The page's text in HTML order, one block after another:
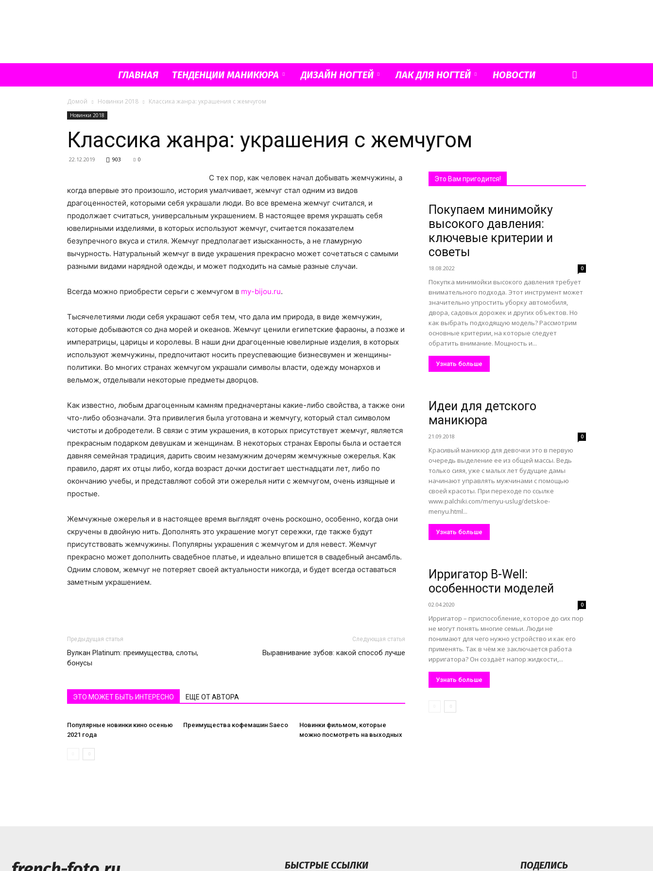
Французский
и
все
о
ГЛАВНАЯ ТЕНДЕНЦИИ МАНИКЮРА ДИЗАЙН НОГТЕЙ ЛАК ДЛЯ НОГТЕЙ НОВОСТИ
Домой Новинки 2018 Классика жанра: украшения с жемчугом
Новинки 2018
Классика жанра: украшения с жемчугом
22.12.2019 903 0
С тех пор, как человек начал добывать жемчужины, а
когда впервые это произошло, история умалчивает, жемчуг стал одним из видов
драгоценностей, которыми себя украшали люди. Во все времена жемчуг считался, и
продолжает считаться, универсальным украшением. В настоящее время украшать себя
ювелирными изделиями, в которых используют жемчуг, считается показателем
безупречного вкуса и стиля. Жемчуг предполагает изысканность, а не гламурную
вычурность. Натуральный жемчуг в виде украшения прекрасно может сочетаться с самыми
разными видами нарядной одежды, и может подходить на самые разные случаи.
Всегда можно приобрести серьги с жемчугом в my-bijou.ru.
Тысячелетиями люди себя украшают себя тем, что дала им природа, в виде жемчужин,
которые добываются со дна морей и океанов. Жемчуг ценили египетские фараоны, а позже и
императрицы, царицы и королевы. В наши дни драгоценные ювелирные изделия, в которых
используют жемчужины, предпочитают носить преуспевающие бизнесвумен и женщины-
политики. Во многих странах жемчугом украшали символы власти, одежду монархов и
вельмож, отделывали некоторые предметы дворцов.
Как известно, любым драгоценным камням предначертаны какие-либо свойства, а также они
что-либо обозначали. Эта привилегия была уготована и жемчугу, который стал символом
чистоты и добродетели. В связи с этим украшения, в которых присутствует жемчуг, является
прекрасным подарком девушкам и женщинам. В некоторых странах Европы была и остается
давняя семейная традиция, дарить своим незамужним дочерям жемчужные ожерелья. Как
правило, дарят их отцы либо, когда возраст дочки достигает шестнадцати лет, либо по
окончанию учебы, и представляют собой эти ожерелья нити с жемчугом, очень изящные и
простые.
Жемчужные ожерелья и в настоящее время выглядят очень роскошно, особенно, когда они
скручены в двойную нить. Дополнять это украшение могут сережки, где также будут
присутствовать жемчужины. Популярны украшения с жемчугом и для невест. Жемчуг
прекрасно может дополнить свадебное платье, и идеально впишется в свадебный ансамбль.
Одним словом, жемчуг не потеряет своей актуальности никогда, и будет всегда оставаться
заметным украшением.
Предыдущая статья
Вулкан Platinum: преимущества, слоты,
бонусы
Следующая статья
Выравнивание зубов: какой способ лучше
ЭТО МОЖЕТ БЫТЬ ИНТЕРЕСНО ЕЩЕ ОТ АВТОРА
Популярные новинки кино осенью
2021 года
Преимущества кофемашин Saeco
Новинки фильмом, которые
можно посмотреть на выходных
Это Вам пригодится!
Покупаем минимойку
высокого давления:
ключевые критерии и
советы
18.08.2022 0
Покупка минимойки высокого давления требует
внимательного подхода. Этот инструмент может
значительно упростить уборку автомобиля,
двора, садовых дорожек и других объектов. Но
как выбрать подходящую модель? Рассмотрим
основные критерии, на которые следует
обратить внимание. Мощность и...
Узнать больше
Идеи для детского
маникюра
21.09.2018 0
Красивый маникюр для девочки это в первую
очередь выделение ее из общей массы. Ведь
только сияя, уже с малых лет будущие дамы
начинают управлять мужчинами с помощью
своей красоты. При переходе по ссылке
www.palchiki.com/menyu-uslug/detskoe-
menyu.html...
Узнать больше
Ирригатор B-Well:
особенности моделей
02.04.2020 0
Ирригатор – приспособление, которое до сих пор
не могут понять многие семьи. Люди не
понимают для чего нужно устройство и как его
применять. Так в чём же заключается работа
ирригатора? Он создаёт напор жидкости,...
Узнать больше
БЫСТРЫЕ ССЫЛКИ ПОДЕЛИСЬ